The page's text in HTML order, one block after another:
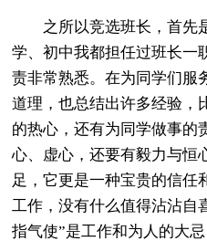
之所以竞选班长，首先
学、初中我都担任过班长一
责非常熟悉。在为同学们服
道理，也总结出许多经验，
的热心，还有为同学做事的
心、虚心，还要有毅力与恒
足，它更是一种宝贵的信任
工作，没有什么值得沾沾自
指气使”是工作和为人的大